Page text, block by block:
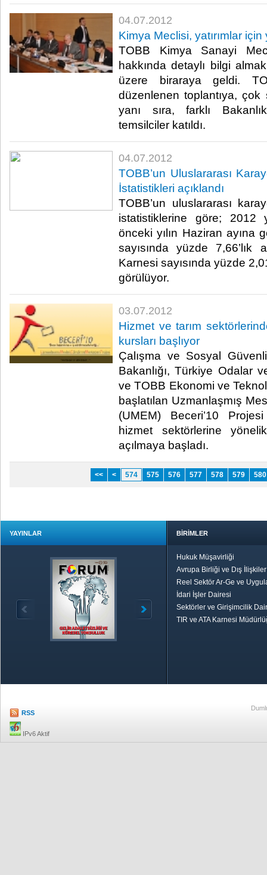
04.07.2012
Kimya Meclisi, yatırımlar
TOBB Kimya Sanayi
hakkında detaylı bilgi
üzere biraraya geldi.
düzenlenen toplantıya, çok
yanı sıra, farklı
temsilciler katıldı. ​ ​
04.07.2012
TOBB’un Uluslararası
İstatistikleri açıklandı
TOBB’un uluslararası
istatistiklerine göre; 2012
önceki yılın Haziran ayına
sayısında yüzde
Karnesi sayısında yüzde
görülüyor.​ ​
03.07.2012
Hizmet ve tarım
kursları başlıyor
Çalışma ve Sosyal
Bakanlığı, Türkiye Odalar
ve TOBB Ekonomi ve
başlatılan Uzmanlaşmış
(UMEM) Beceri’10
hizmet sektörlerine
açılmaya başladı.​ ​
<< < 574 575 576 577 578 579 580
YAYINLAR BİRİMLER
Hukuk Müşavirliği
Avrupa Birliği ve Dış
Reel Sektör Ar-Ge ve
İdari İşler Dairesi
Sektörler ve Girişimcilik
TIR ve ATA Karnesi
RSS
IPv6 Aktif